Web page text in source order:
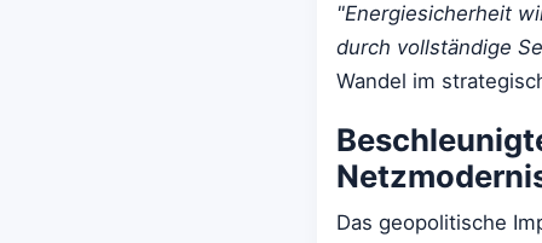
"Energiesicherheit
durch vollständige
Wandel im
Das geopolitische